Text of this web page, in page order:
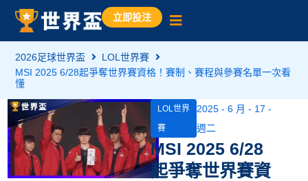
立即投注
2026足球世界盃
LOL世界賽
MSI 2025 6/28起爭奪世界賽資格！賽制、賽程與參賽名單一次看
懂
LOL世界
賽
2025 - 6 月 - 17 -
週二
MSI 2025 6/28
起爭奪世界賽資